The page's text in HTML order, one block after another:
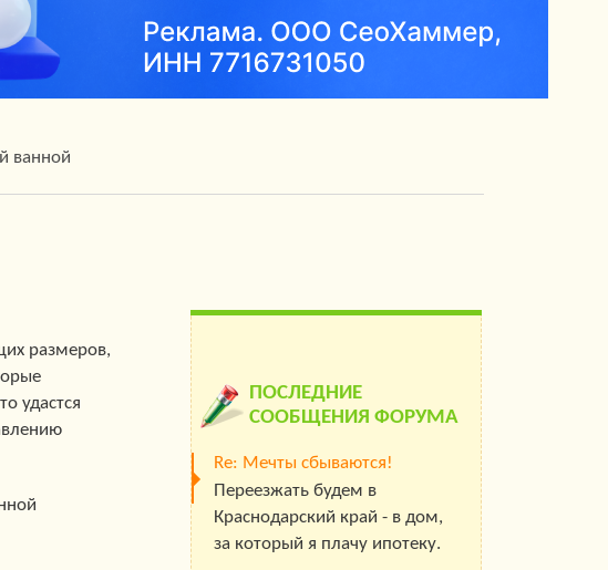
ванной
размеров,
удастся
ПОСЛЕДНИЕ
СООБЩЕНИЯ ФОРУМА
Re: Мечты сбываются!
Переезжать будем в
Краснодарский край - в дом,
за который я плачу ипотеку.